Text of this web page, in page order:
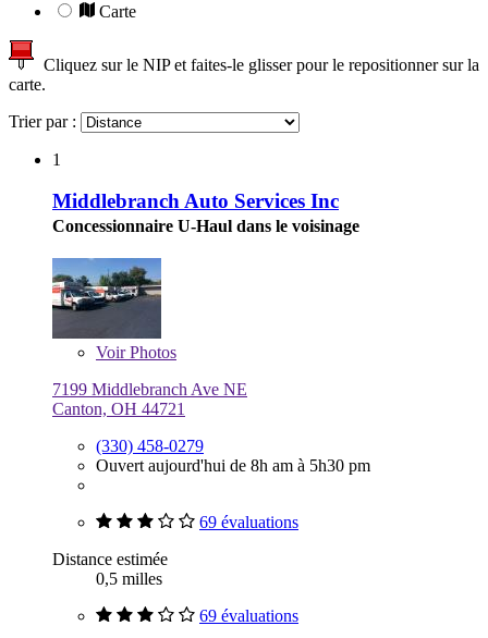
Carte
Cliquez sur le NIP et faites-le glisser pour le repositionner sur la
carte.
Trier par :
1
Middlebranch Auto Services Inc
Concessionnaire U-Haul dans le voisinage
VoirPhotos
7199 Middlebranch Ave NE
Canton, OH 44721
(330) 458-0279
Ouvert aujourd'hui de 8h am à 5h30 pm
69 évaluations
Distance estimée
0,5 milles
69 évaluations